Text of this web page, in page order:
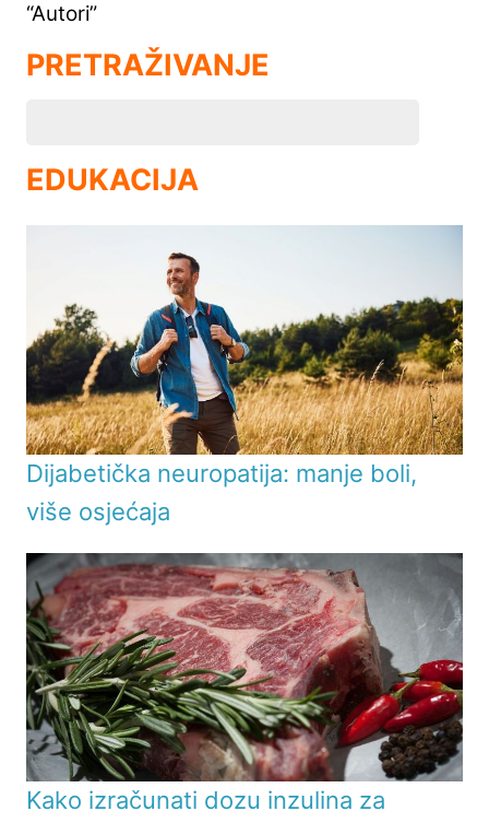
“Autori”
PRETRAŽIVANJE
EDUKACIJA
Dijabetička neuropatija: manje boli,
više osjećaja
Kako izračunati dozu inzulina za